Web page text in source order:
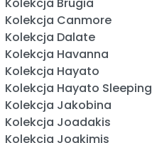
Kolekcja Canmore
Kolekcja Dalate
Kolekcja Havanna
Kolekcja Hayato
Kolekcja Hayato Sleeping
Kolekcja Jakobina
Kolekcja Joadakis
Kolekcja Joakimis